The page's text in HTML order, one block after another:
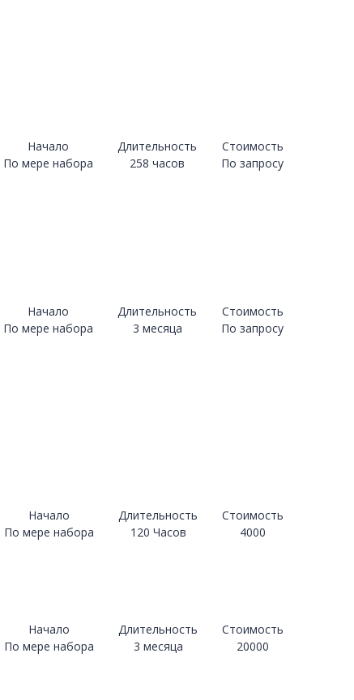
Начало
По мере набора
Длительность
258 часов
Стоимость
По запросу
Начало
По мере набора
Длительность
3 месяца
Стоимость
По запросу
Начало
По мере набора
Длительность
120 Часов
Стоимость
4000
Начало
По мере набора
Длительность
3 месяца
Стоимость
20000